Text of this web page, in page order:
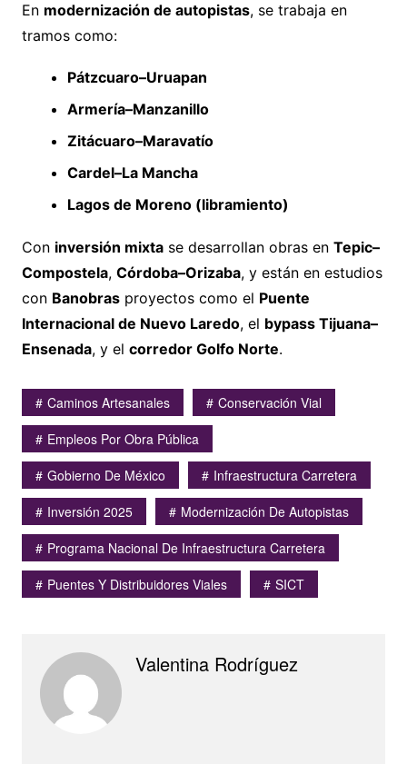
En modernización de autopistas, se trabaja en
tramos como:
Pátzcuaro–Uruapan
Armería–Manzanillo
Zitácuaro–Maravatío
Cardel–La Mancha
Lagos de Moreno (libramiento)
Con inversión mixtase desarrollan obras en Tepic–
Compostela, Córdoba–Orizaba, y están en estudios
con Banobrasproyectos como el Puente
Internacional de Nuevo Laredo, el bypass Tijuana–
Ensenada, y el corredor Golfo Norte.
Caminos Artesanales
Conservación Vial
Empleos Por Obra Pública
Gobierno De México
Infraestructura Carretera
Inversión 2025
Modernización De Autopistas
Programa Nacional De Infraestructura Carretera
Puentes Y Distribuidores Viales
SICT
Valentina Rodríguez